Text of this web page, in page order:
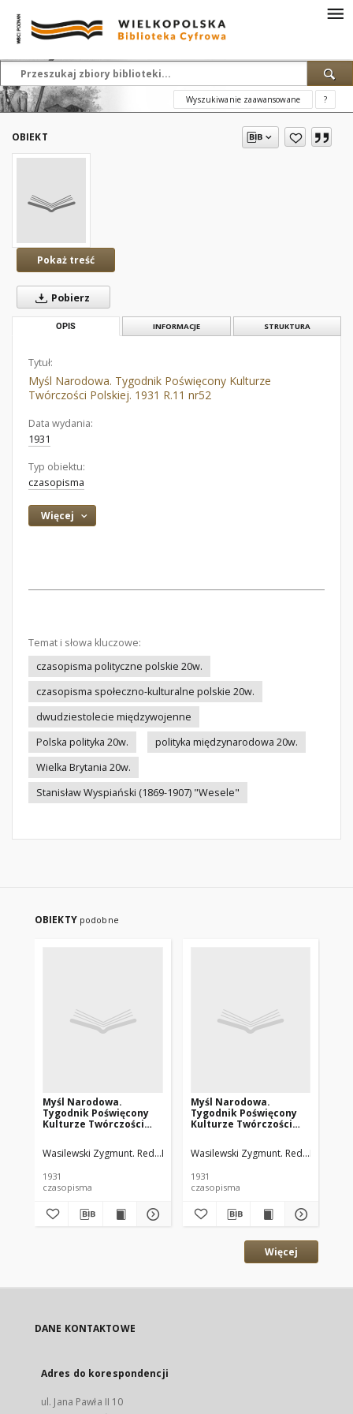
Wyszukiwanie zaawansowane ?
OBIEKT
Pokaż treść
Pobierz
OPIS INFORMACJE STRUKTURA
Tytuł:
Myśl Narodowa. Tygodnik Poświęcony Kulturze
Twórczości Polskiej. 1931 R.11 nr52
Data wydania:
1931
Typ obiektu:
czasopisma
Więcej
Temat i słowa kluczowe:
czasopisma polityczne polskie 20w.
czasopisma społeczno-kulturalne polskie 20w.
dwudziestolecie międzywojenne
Polska polityka 20w.
polityka międzynarodowa 20w.
Wielka Brytania 20w.
Stanisław Wyspiański (1869-1907) "Wesele"
OBIEKTY podobne
Myśl Narodowa.
Tygodnik Poświęcony
Kulturze Twórczości
Wasilewski Zygmunt. Red. Rembieliński Jan. Red.
1931
czasopisma
Myśl Narodowa.
Tygodnik Poświęcony
Kulturze Twórczości
Wasilewski Zygmunt. Red.
1931
czasopisma
Więcej
DANE KONTAKTOWE
Adres do korespondencji
ul. Jana Pawła II 10